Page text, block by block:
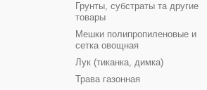
Грунты, субстраты та другие
товары
Мешки полипропиленовые и
сетка овощная
Лук (тиканка, димка)
Трава газонная